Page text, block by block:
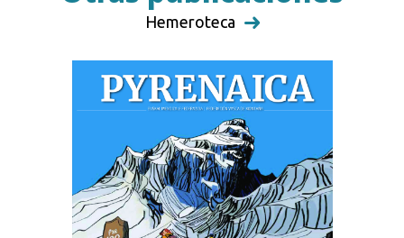
Hemeroteca